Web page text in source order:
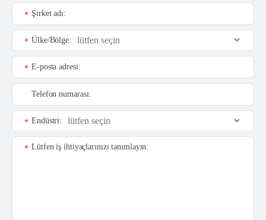
Şirket adı:
*
Ülke/Bölge:
*
E-posta adresi:
*
Telefon numarası:
Endüstri:
*
Lütfen iş ihtiyaçlarınızı tanımlayın:
*